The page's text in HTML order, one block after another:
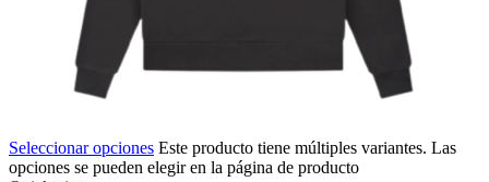
Seleccionar opciones Este producto tiene múltiples variantes. Las
opciones se pueden elegir en la página de producto